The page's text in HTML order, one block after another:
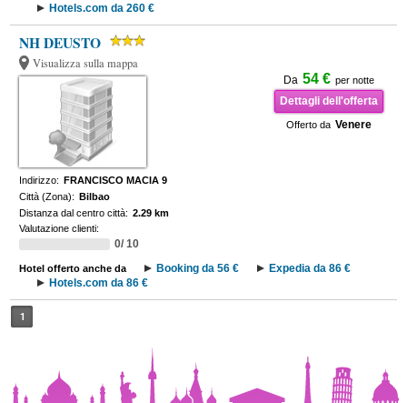
Hotels.com da 260 €
NH DEUSTO
Visualizza sulla mappa
Da 54 € per notte
Dettagli dell'offerta
Offerto da Venere
Indirizzo: FRANCISCO MACIA 9
Città (Zona): Bilbao
Distanza dal centro città: 2.29 km
Valutazione clienti:
0/ 10
Hotel offerto anche da Booking da 56 €
Expedia da 86 €
Hotels.com da 86 €
1